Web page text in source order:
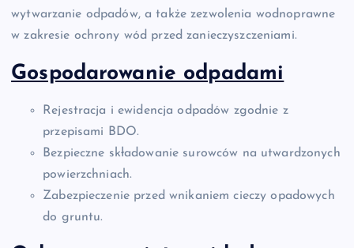
wytwarzanie odpadów, a także zezwolenia wodnoprawne
w zakresie ochrony wód przed zanieczyszczeniami.
Gospodarowanie odpadami
Rejestracja i ewidencja odpadów zgodnie z
przepisami BDO.
Bezpieczne składowanie surowców na utwardzonych
powierzchniach.
Zabezpieczenie przed wnikaniem cieczy opadowych
do gruntu.